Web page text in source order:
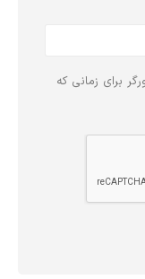
برای زمانی که